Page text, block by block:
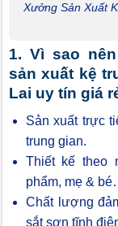
Xưởng Sản Xuất
1. Vì sao
sản xuất kệ
Lai uy tín giá
Sản xuất trực
trung gian.
Thiết kế theo
phẩm, mẹ &
Chất lượng
sắt sơn tĩnh